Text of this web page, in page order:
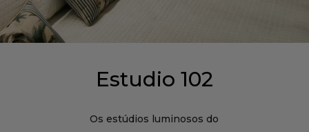
Estudio 102
Os estúdios luminosos do